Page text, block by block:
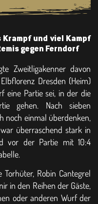
und viel Kampf
gegen Ferndorf
Zweitligakenner davon
Dresden (Heim)
eine Partie sei, in der die
gehen. Nach sieben
noch einmal überdenken,
überraschend stark in
vor der Partie mit 10:4
Robin Cantegrel
in den Reihen der Gäste,
oder anderen Wurf der